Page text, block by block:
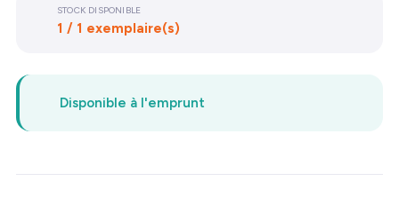
STOCK DISPONIBLE
1 / 1 exemplaire(s)
Disponible à l'emprunt